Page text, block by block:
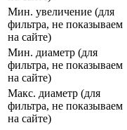
Мин. увеличение (для
фильтра, не показываем
на сайте)
Мин. диаметр (для
фильтра, не показываем
на сайте)
Макс. диаметр (для
фильтра, не показываем
на сайте)